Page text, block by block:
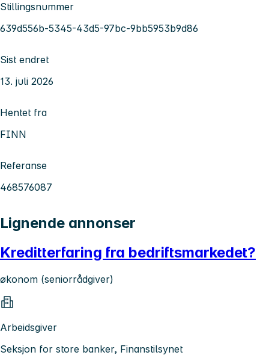
Stillingsnummer
639d556b-5345-43d5-97bc-9bb5953b9d86
Sist endret
13. juli 2026
Hentet fra
FINN
Referanse
468576087
Lignende annonser
Kreditterfaring fra bedriftsmarkedet?
økonom (seniorrådgiver)
Arbeidsgiver
Seksjon for store banker, Finanstilsynet